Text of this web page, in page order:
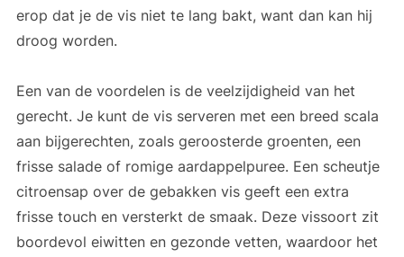
erop dat je de vis niet te lang bakt, want dan kan hij
droog worden.
Een van de voordelen is de veelzijdigheid van het
gerecht. Je kunt de vis serveren met een breed scala
aan bijgerechten, zoals geroosterde groenten, een
frisse salade of romige aardappelpuree. Een scheutje
citroensap over de gebakken vis geeft een extra
frisse touch en versterkt de smaak. Deze vissoort zit
boordevol eiwitten en gezonde vetten, waardoor het